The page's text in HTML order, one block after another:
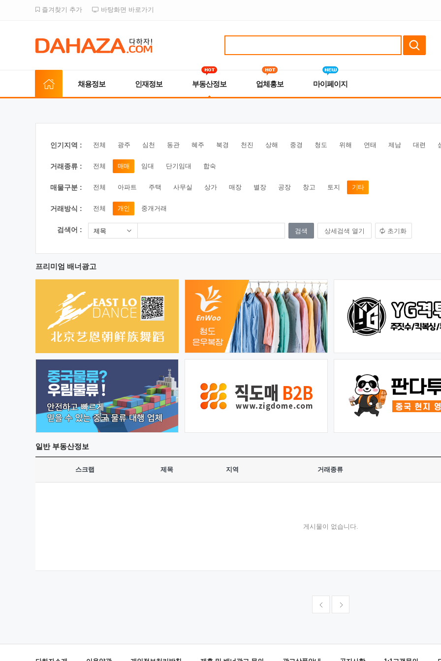
즐겨찾기 추가 바탕화면 바로가기
채용정보 인재정보 부동산정보 업체홍보 마이페이지
인기지역 : 전체 광주 심천 동관 혜주 북경 천진 상해 중경 청도 위해 연태 제남 대련
거래종류 : 전체 매매 임대 단기임대 합숙
매물구분 : 전체 아파트 주택 사무실 상가 매장 별장 공장 창고 토지 기타
거래방식 : 전체 개인 중개거래
검색어 : 제목 상세검색 열기 초기화
프리미엄 배너광고
일반부동산정보
스크랩 제목 지역 거래종류
게시물이 없습니다.